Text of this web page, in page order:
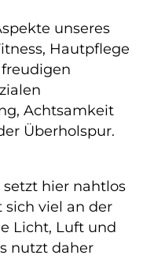
unseres
Hautpflege
Achtsamkeit
Überholspur.
setzt hier nahtlos
sich viel an der
Licht, Luft und
nutzt daher